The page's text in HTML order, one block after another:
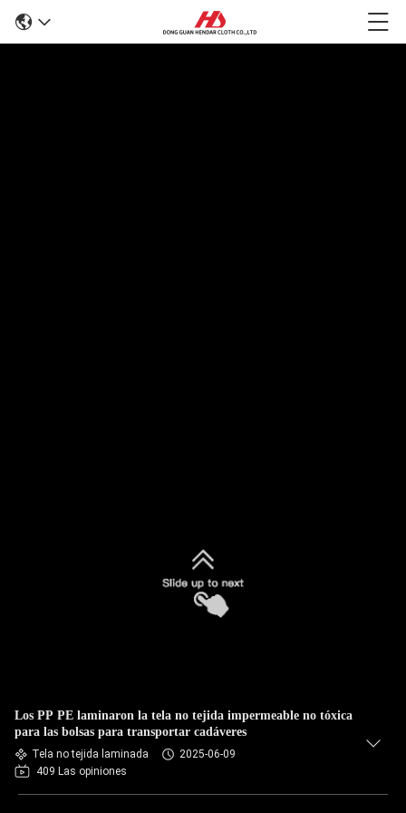
Los PP PE laminaron la tela no tejida impermeable no tóxica
para las bolsas para transportar cadáveres
Tela no tejida laminada
2025-06-09
409 Las opiniones